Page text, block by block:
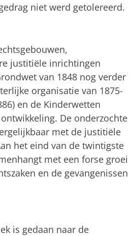
niet werd getolereerd.
justitiële inrichtingen
van 1848 nog verder
organisatie van 1875-
en de Kinderwetten
De onderzochte
met de justitiële
het eind van de twintigste
met een forse groei
en de gevangenissen
is gedaan naar de